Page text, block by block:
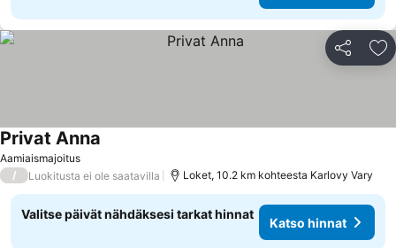
Jaa
Aamiaismajoitus
Privat Anna
/ Luokitusta ei ole saatavilla Loket, 10.2 km kohteesta Karlovy Vary
Valitse päivät nähdäksesi tarkat hinnat
Katso hinnat